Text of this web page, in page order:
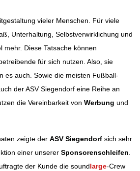
vieler Menschen. Für viele
Unterhaltung, Selbstverwirklichung und
mehr. Diese Tatsache können
für sich nutzen. Also, sie
es auch. Sowie die meisten Fußball-
der ASV Siegendorf eine Reihe an
die Vereinbarkeit von Werbung und
zeigte der ASV Siegendorf sich sehr
einer unserer Sponsorenschleifen
der Kunde die soundlarge-Crew